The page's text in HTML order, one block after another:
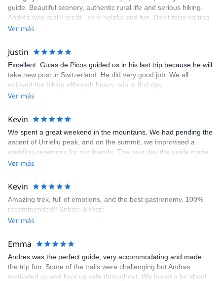
guide. Beautiful scenery, authentic rural life and serious hiking.
Andrés was really great - very helpful and fun. Don’t miss visiting
his friend, Ana, in the village - best cabrales cheese and
Ver más
Justin
Excellent. Guias de Picos guided us in his last trip because he will
take new post in Switzerland. He did very good job. We all
enjoyed the hiking although heavy rain in first day.
Ver más
Kevin
We spent a great weekend in the mountains. We had pending the
ascent of Urriellu peak, and on the summit, we improvised a
wedding ceremony for our friends. The next day the guide made
the wonderful choice of taking us to Boru peak. We were very well
thousands of things to do in Picos de Europa, so I'll be back for
sure! &nbsp; &nbsp;
Ver más
Kevin
Amazing trek, full of emotions, and the best gastronomy. 100%
recommended!! &nbsp; &nbsp;
Ver más
Emma
Andres was the perfect guide, very accommodating and made
the trip fun. Some of the trails were challenging but Andres
motivated us and kept us safe throughout. We learnt a lot about